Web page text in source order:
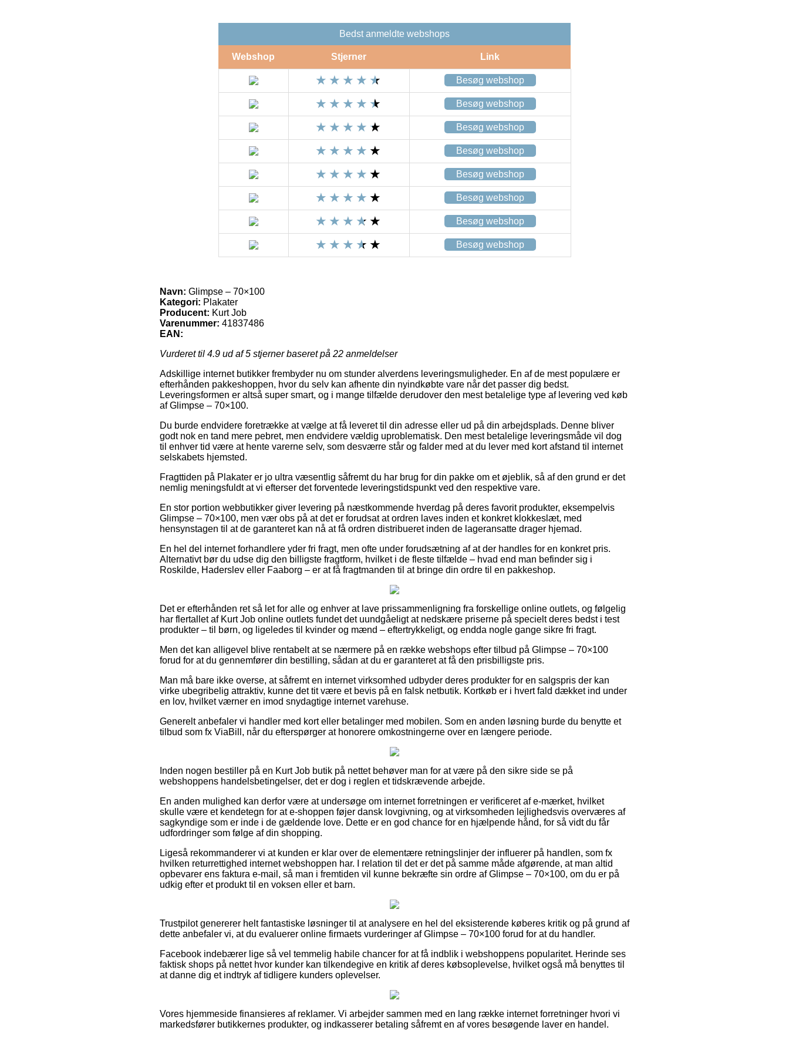
Bedst anmeldte webshops
Webshop Stjerner Link
Besøg webshop
Besøg webshop
Besøg webshop
Besøg webshop
Besøg webshop
Besøg webshop
Besøg webshop
Besøg webshop
Navn: Glimpse – 70×100
Kategori: Plakater
Producent: Kurt Job
Varenummer: 41837486
EAN:
Vurderet til 4.9 ud af 5 stjerner baseret på 22 anmeldelser
Adskillige internet butikker frembyder nu om stunder alverdens leveringsmuligheder. En af de mest populære er
efterhånden pakkeshoppen, hvor du selv kan afhente din nyindkøbte vare når det passer dig bedst.
Leveringsformen er altså super smart, og i mange tilfælde derudover den mest betalelige type af levering ved køb
af Glimpse – 70×100.
Du burde endvidere foretrække at vælge at få leveret til din adresse eller ud på din arbejdsplads. Denne bliver
godt nok en tand mere pebret, men endvidere vældig uproblematisk. Den mest betalelige leveringsmåde vil dog
til enhver tid være at hente varerne selv, som desværre står og falder med at du lever med kort afstand til internet
selskabets hjemsted.
Fragttiden på Plakater er jo ultra væsentlig såfremt du har brug for din pakke om et øjeblik, så af den grund er det
nemlig meningsfuldt at vi efterser det forventede leveringstidspunkt ved den respektive vare.
En stor portion webbutikker giver levering på næstkommende hverdag på deres favorit produkter, eksempelvis
Glimpse – 70×100, men vær obs på at det er forudsat at ordren laves inden et konkret klokkeslæt, med
hensynstagen til at de garanteret kan nå at få ordren distribueret inden de lageransatte drager hjemad.
En hel del internet forhandlere yder fri fragt, men ofte under forudsætning af at der handles for en konkret pris.
Alternativt bør du udse dig den billigste fragtform, hvilket i de fleste tilfælde – hvad end man befinder sig i
Roskilde, Haderslev eller Faaborg – er at få fragtmanden til at bringe din ordre til en pakkeshop.
Det er efterhånden ret så let for alle og enhver at lave prissammenligning fra forskellige online outlets, og følgelig
har flertallet af Kurt Job online outlets fundet det uundgåeligt at nedskære priserne på specielt deres bedst i test
produkter – til børn, og ligeledes til kvinder og mænd – eftertrykkeligt, og endda nogle gange sikre fri fragt.
Men det kan alligevel blive rentabelt at se nærmere på en række webshops efter tilbud på Glimpse – 70×100
forud for at du gennemfører din bestilling, sådan at du er garanteret at få den prisbilligste pris.
Man må bare ikke overse, at såfremt en internet virksomhed udbyder deres produkter for en salgspris der kan
virke ubegribelig attraktiv, kunne det tit være et bevis på en falsk netbutik. Kortkøb er i hvert fald dækket ind under
en lov, hvilket værner en imod snydagtige internet varehuse.
Generelt anbefaler vi handler med kort eller betalinger med mobilen. Som en anden løsning burde du benytte et
tilbud som fx ViaBill, når du efterspørger at honorere omkostningerne over en længere periode.
Inden nogen bestiller på en Kurt Job butik på nettet behøver man for at være på den sikre side se på
webshoppens handelsbetingelser, det er dog i reglen et tidskrævende arbejde.
En anden mulighed kan derfor være at undersøge om internet forretningen er verificeret af e-mærket, hvilket
skulle være et kendetegn for at e-shoppen føjer dansk lovgivning, og at virksomheden lejlighedsvis overværes af
sagkyndige som er inde i de gældende love. Dette er en god chance for en hjælpende hånd, for så vidt du får
udfordringer som følge af din shopping.
Ligeså rekommanderer vi at kunden er klar over de elementære retningslinjer der influerer på handlen, som fx
hvilken returrettighed internet webshoppen har. I relation til det er det på samme måde afgørende, at man altid
opbevarer ens faktura e-mail, så man i fremtiden vil kunne bekræfte sin ordre af Glimpse – 70×100, om du er på
udkig efter et produkt til en voksen eller et barn.
Trustpilot genererer helt fantastiske løsninger til at analysere en hel del eksisterende køberes kritik og på grund af
dette anbefaler vi, at du evaluerer online firmaets vurderinger af Glimpse – 70×100 forud for at du handler.
Facebook indebærer lige så vel temmelig habile chancer for at få indblik i webshoppens popularitet. Herinde ses
faktisk shops på nettet hvor kunder kan tilkendegive en kritik af deres købsoplevelse, hvilket også må benyttes til
at danne dig et indtryk af tidligere kunders oplevelser.
Vores hjemmeside finansieres af reklamer. Vi arbejder sammen med en lang række internet forretninger hvori vi
markedsfører butikkernes produkter, og indkasserer betaling såfremt en af vores besøgende laver en handel.